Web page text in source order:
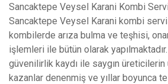
Sancaktepe Veysel Karani Kombi
Sancaktepe Veysel Karani kombi
kombilerde arıza bulma ve teşhisi,
işlemleri ile bütün olarak
güvenilirlik kaydı ile saygın
kazanlar denenmiş ve yıllar boyunca